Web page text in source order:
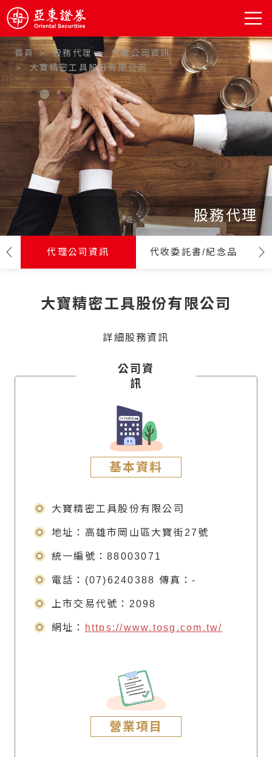
:::
首頁 股務代理
代理公司資訊
大寶精密工具股份有限公司
股務代理
代理公司資訊 代收委託書/紀念品
大寶精密工具股份有限公司
詳細股務資訊
公司資
訊
基本資料
大寶精密工具股份有限公司
地址：高雄市岡山區大寶街27號
統一編號：88003071
電話：(07)6240388 傳真：-
上市交易代號：2098
網址： https://www.tosg.com.tw/
營業項目